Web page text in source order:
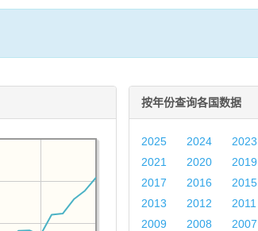
按年份查询各国数据
2025 2024 2023
2021
2020 2019
2017
2016 2015
2013
2012 2011
2009
2008 2007